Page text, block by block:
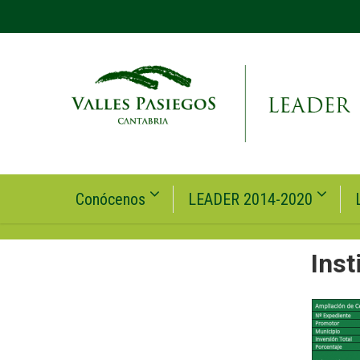
Conócenos LEADER 2014-2020